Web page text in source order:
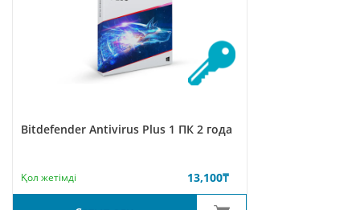
Bitdefender Antivirus Plus 1 ПК 2 года
Қол жетімді 13,100₸